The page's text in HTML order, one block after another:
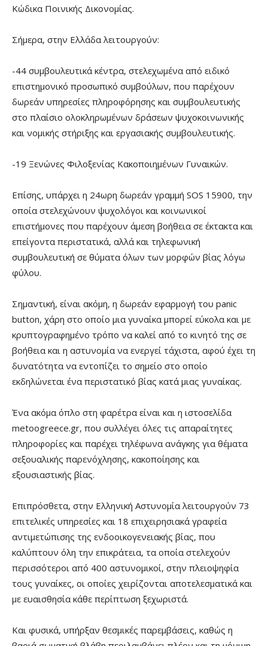
Κώδικα Ποινικής Δικονομίας.
Σήμερα, στην Ελλάδα λειτουργούν:
-44 συμβουλευτικά κέντρα, στελεχωμένα από ειδικό
επιστημονικό προσωπικό συμβούλων, που παρέχουν
δωρεάν υπηρεσίες πληροφόρησης και συμβουλευτικής
στο πλαίσιο ολοκληρωμένων δράσεων ψυχοκοινωνικής
και νομικής στήριξης και εργασιακής συμβουλευτικής.
-19 Ξενώνες Φιλοξενίας Κακοποιημένων Γυναικών.
Επίσης, υπάρχει η 24ωρη δωρεάν γραμμή SOS 15900, την
οποία στελεχώνουν ψυχολόγοι και κοινωνικοί
επιστήμονες που παρέχουν άμεση βοήθεια σε έκτακτα και
επείγοντα περιστατικά, αλλά και τηλεφωνική
συμβουλευτική σε θύματα όλων των μορφών βίας λόγω
φύλου.
Σημαντική, είναι ακόμη, η δωρεάν εφαρμογή του panic
button, χάρη στο οποίο μια γυναίκα μπορεί εύκολα και με
κρυπτογραφημένο τρόπο να καλεί από το κινητό της σε
βοήθεια και η αστυνομία να ενεργεί τάχιστα, αφού έχει τη
δυνατότητα να εντοπίζει το σημείο στο οποίο
εκδηλώνεται ένα περιστατικό βίας κατά μιας γυναίκας.
Ένα ακόμα όπλο στη φαρέτρα είναι και η ιστοσελίδα
metoogreece.gr, που συλλέγει όλες τις απαραίτητες
πληροφορίες και παρέχει τηλέφωνα ανάγκης για θέματα
σεξουαλικής παρενόχλησης, κακοποίησης και
εξουσιαστικής βίας.
Επιπρόσθετα, στην Ελληνική Αστυνομία λειτουργούν 73
επιτελικές υπηρεσίες και 18 επιχειρησιακά γραφεία
αντιμετώπισης της ενδοοικογενειακής βίας, που
καλύπτουν όλη την επικράτεια, τα οποία στελεχούν
περισσότεροι από 400 αστυνομικοί, στην πλειοψηφία
τους γυναίκες, οι οποίες χειρίζονται αποτελεσματικά και
με ευαισθησία κάθε περίπτωση ξεχωριστά.
Και φυσικά, υπήρξαν θεσμικές παρεμβάσεις, καθώς η